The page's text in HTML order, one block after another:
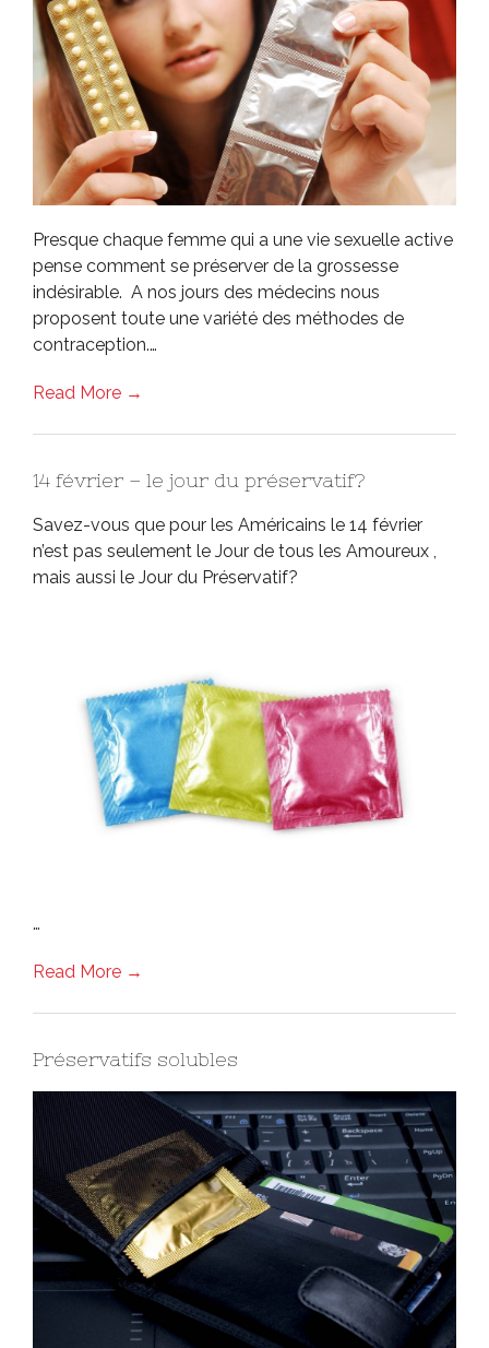
Presque chaque femme qui a une vie sexuelle active
pense comment se préserver de la grossesse
indésirable. A nos jours des médecins nous
proposent toute une variété des méthodes de
contraception.…
Read More →
14 février – le jour du préservatif?
Savez-vous que pour les Américains le 14 février
n’est pas seulement le Jour de tous les Amoureux ,
mais aussi le Jour du Préservatif?
…
Read More →
Préservatifs solubles